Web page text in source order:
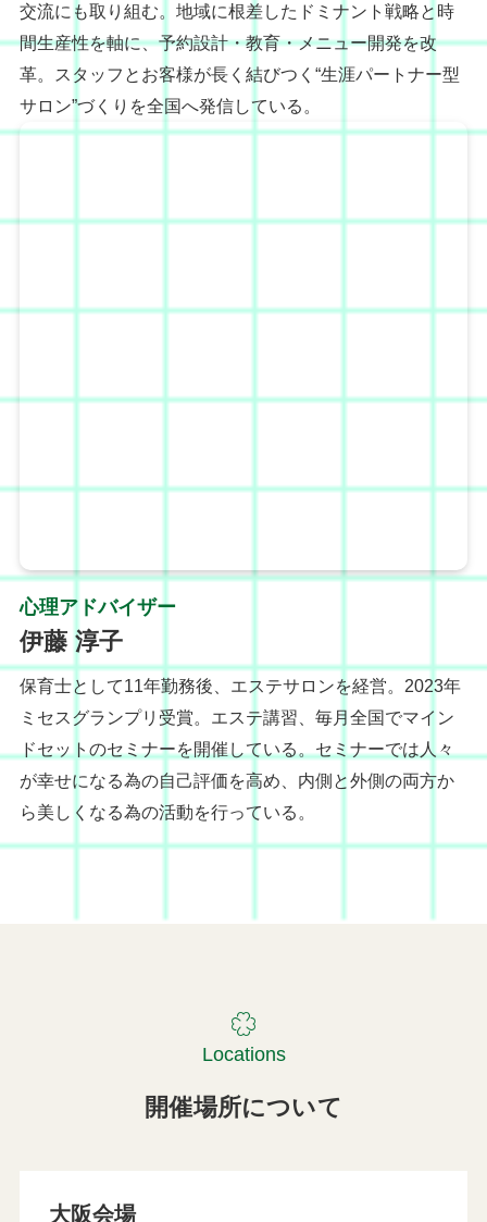
交流にも取り組む。地域に根差したドミナント戦略と時
間生産性を軸に、予約設計・教育・メニュー開発を改
革。スタッフとお客様が長く結びつく“生涯パートナー型
サロン”づくりを全国へ発信している。
心理アドバイザー
伊藤 淳子
保育士として11年勤務後、エステサロンを経営。2023年
ミセスグランプリ受賞。エステ講習、毎月全国でマイン
ドセットのセミナーを開催している。セミナーでは人々
が幸せになる為の自己評価を高め、内側と外側の両方か
ら美しくなる為の活動を行っている。
Locations
開催場所について
大阪会場